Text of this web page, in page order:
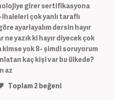
girer sertifikasyona
çok yanlı taraflı
ayarlayalım dersin hayır
ne yazık ki hayır diyecek çok
kimse yok 8- şimdi soruyorum
kaç kişi var bu ülkede?
az
Toplam2beğeni